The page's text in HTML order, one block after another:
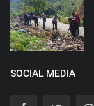
SOCIAL MEDIA